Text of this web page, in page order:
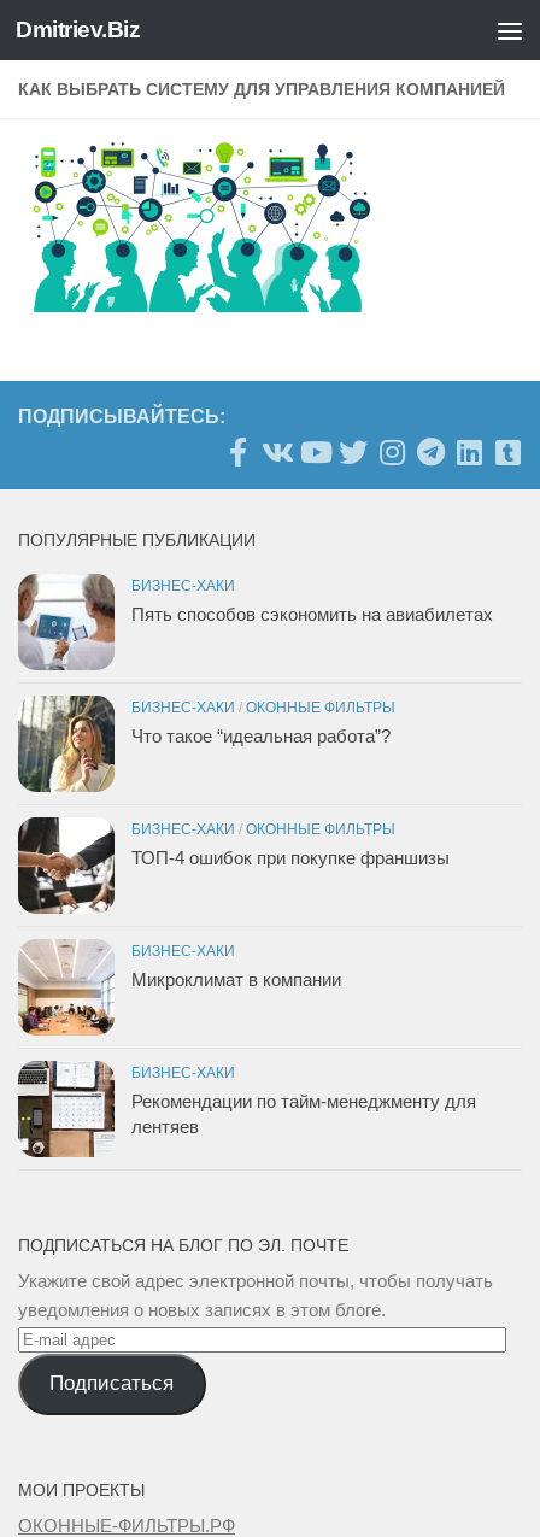
Skip to content
Dmitriev.Biz
КАК ВЫБРАТЬ СИСТЕМУ ДЛЯ УПРАВЛЕНИЯ КОМПАНИЕЙ
ПОДПИСЫВАЙТЕСЬ:
ПОПУЛЯРНЫЕ ПУБЛИКАЦИИ
БИЗНЕС-ХАКИ
Пять способов сэкономить на авиабилетах
БИЗНЕС-ХАКИ / ОКОННЫЕ ФИЛЬТРЫ
Что такое “идеальная работа”?
БИЗНЕС-ХАКИ / ОКОННЫЕ ФИЛЬТРЫ
ТОП-4 ошибок при покупке франшизы
БИЗНЕС-ХАКИ
Микроклимат в компании
БИЗНЕС-ХАКИ
Рекомендации по тайм-менеджменту для
лентяев
ПОДПИСАТЬСЯ НА БЛОГ ПО ЭЛ. ПОЧТЕ
Укажите свой адрес электронной почты, чтобы получать
уведомления о новых записях в этом блоге.
E-
mail
адрес
Подписаться
МОИ ПРОЕКТЫ
ОКОННЫЕ-ФИЛЬТРЫ.РФ